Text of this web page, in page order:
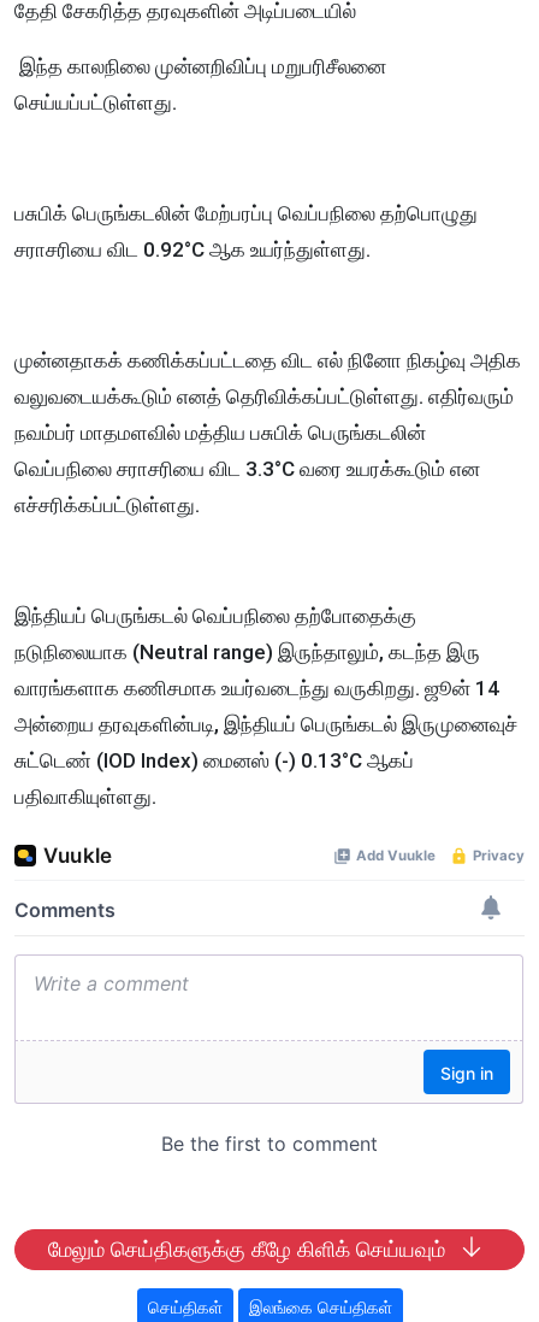
தேதி சேகரித்த தரவுகளின் அடிப்படையில்
இந்த காலநிலை முன்னறிவிப்பு மறுபரிசீலனை
செய்யப்பட்டுள்ளது.
பசுபிக் பெருங்கடலின் மேற்பரப்பு வெப்பநிலை தற்பொழுது
சராசரியை விட 0.92°C ஆக உயர்ந்துள்ளது.
முன்னதாகக் கணிக்கப்பட்டதை விட எல் நினோ நிகழ்வு அதிக
வலுவடையக்கூடும் எனத் தெரிவிக்கப்பட்டுள்ளது. எதிர்வரும்
நவம்பர் மாதமளவில் மத்திய பசுபிக் பெருங்கடலின்
வெப்பநிலை சராசரியை விட 3.3°C வரை உயரக்கூடும் என
எச்சரிக்கப்பட்டுள்ளது.
இந்தியப் பெருங்கடல் வெப்பநிலை தற்போதைக்கு
நடுநிலையாக (Neutral range) இருந்தாலும், கடந்த இரு
வாரங்களாக கணிசமாக உயர்வடைந்து வருகிறது. ஜூன் 14
அன்றைய தரவுகளின்படி, இந்தியப் பெருங்கடல் இருமுனைவுச்
சுட்டெண் (IOD Index) மைனஸ் (-) 0.13°C ஆகப்
பதிவாகியுள்ளது.
மேலும் செய்திகளுக்கு கீழே கிளிக் செய்யவும்
செய்திகள் இலங்கை செய்திகள்